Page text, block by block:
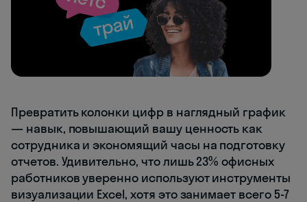
Превратить колонки цифр в наглядный график
— навык, повышающий вашу ценность как
сотрудника и экономящий часы на подготовку
отчетов. Удивительно, что лишь 23% офисных
работников уверенно используют инструменты
визуализации Excel, хотя это занимает всего 5-7